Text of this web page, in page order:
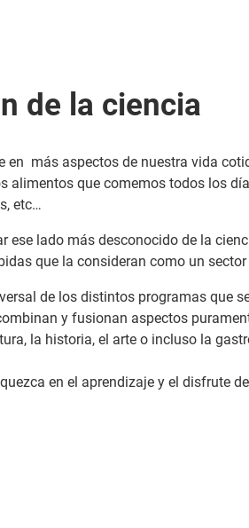
de la ciencia
en más aspectos de nuestra vida
alimentos que comemos todos los
etc…
ese lado más desconocido de la
que la consideran como un
de los distintos programas que
y fusionan aspectos
la historia, el arte o incluso la
en el aprendizaje y el disfrute